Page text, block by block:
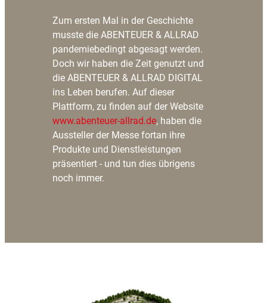
Zum ersten Mal in der Geschichte
musste die ABENTEUER & ALLRAD
pandemiebedingt abgesagt werden.
Doch wir haben die Zeit genutzt und
die ABENTEUER & ALLRAD DIGITAL
ins Leben berufen. Auf dieser
Plattform, zu finden auf der Website
www.abenteuer-allrad.de, haben die
Aussteller der Messe fortan ihre
Produkte und Dienstleistungen
präsentiert - und tun dies übrigens
noch immer.